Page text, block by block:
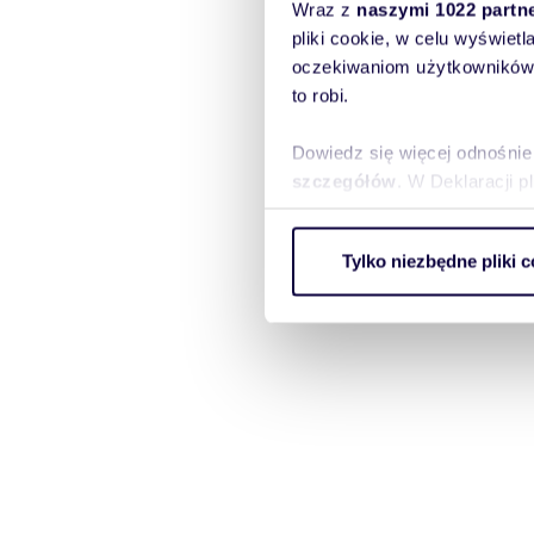
Wraz z naszymi 1022
pliki cookie, w celu
oczekiwaniom
to robi.
Dowiedz się więcej
szczegółów . W Deklaracji
ruch w naszej witrynie.
reklamowym i
uzyskanymi podczas
Tylko niezbędne pliki